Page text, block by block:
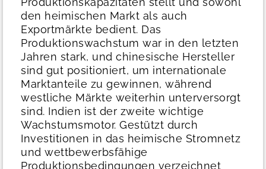
den heimischen Markt als auch
Exportmärkte bedient. Das
Produktionswachstum war in den letzten
Jahren stark, und chinesische Hersteller
sind gut positioniert, um internationale
Marktanteile zu gewinnen, während
westliche Märkte weiterhin unterversorgt
sind. Indien ist der zweite wichtige
Wachstumsmotor. Gestützt durch
Investitionen in das heimische Stromnetz
und wettbewerbsfähige
Produktionsbedingungen verzeichnet